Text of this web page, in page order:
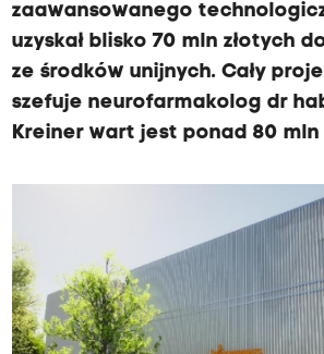
zaawansowanego
uzyskał blisko 70 mln złotych
ze środków unijnych. Cały
szefuje neurofarmakolog dr
Kreiner wart jest ponad 80 mln